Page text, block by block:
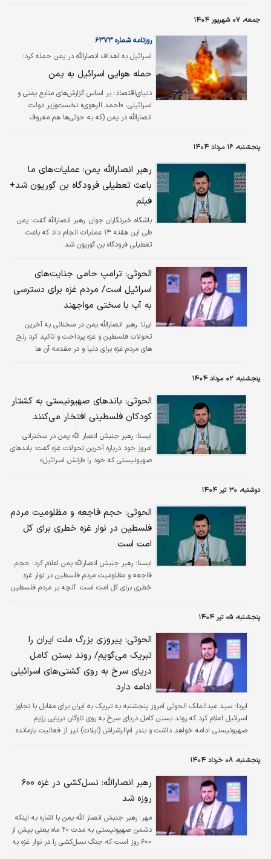
جمعه، ۰۷ شهریور ۱۴۰۴
اسرائیل به اهداف انصارالله در یمن حمله کرد؛
روزنامه شماره ۶۳۷۳
حمله هوایی اسرائیل به یمن
دنیای‌اقتصاد: بر اساس گزارش‌های منابع یمنی و
اسرائیلی، «احمد الرهوی» نخست‌وزیر دولت
انصارالله در یمن (که به حوثی‌ها هم معروف
نقطه اوج جدیدی در تنش‌های منطقه محسوب
می‌شود.
پنجشنبه، ۱۶ مرداد ۱۴۰۴
رهبر انصارالله یمن: عملیات‌های ما
باعث تعطیلی فرودگاه بن گوریون شد+
فیلم
باشگاه خبرنگاران جوان: رهبر انصارالله گفت: یمن
طی این هفته ۱۴ عملیات انجام داد که باعث
تعطیلی فرودگاه بن گوریون شد.
الحوثی: ترامپ حامی جنایت‌های
اسرائیل است/ مردم غزه برای دسترسی
به آب با سختی مواجهند
ایرنا: رهبر انصارالله یمن در سخنانی به آخرین
تحولات فلسطین و غزه پرداخت و تاکید کرد رنج
های مردم غزه برای دنیا و در مقدمه آن ها
هستند.
پنجشنبه، ۰۲ مرداد ۱۴۰۴
الحوثی: باندهای صهیونیستی به کشتار
کودکان فلسطینی افتخار می‌کنند
ايسنا: رهبر جنبش انصار الله یمن در سخنرانی
امروز خود درباره آخرین تحولات غزه گفت: باندهای
صهیونیستی که خود را «ارتش اسرائیل»
دوشنبه، ۳۰ تیر ۱۴۰۴
الحوثی: حجم فاجعه و مظلومیت مردم
فلسطین در نوار غزه خطری برای کل
امت است
ايسنا: رهبر جنبش انصارالله یمن اعلام کرد: حجم
فاجعه و مظلومیت مردم فلسطین در نوار غزه
خطری برای کل امت است. آنچه بر مردم فلسطین
پنجشنبه، ۰۵ تیر ۱۴۰۴
الحوثی: پیروزی بزرگ ملت ایران را
تبریک می‌گویم/ روند بستن کامل
دریای سرخ به روی کشتی‌های اسرائیلی
ادامه دارد
ایرنا: سید عبدالملک الحوثی امروز پنجشنبه به تبریک به ایران برای مقابل با تجاوز
اسرائیل اعلام کرد که روند بستن کامل دریای سرخ به روی ناوگان دریایی رژیم
صهیونیستی ادامه خواهد داشت و بندر ام‌الرشراش (ایلات) نیز از فعالیت بازمانده
پنجشنبه، ۰۸ خرداد ۱۴۰۴
رهبر انصارالله: نسل‌کشی در غزه ۶۰۰
روزه شد
مهر: رهبر جنبش انصار الله یمن با اشاره به اینکه
دشمن صهیونیستی به مدت ۲۰ ماه یعنی بیش از
۶۰۰ روز است که جنگ نسل‌کشی را در نوار غزه به